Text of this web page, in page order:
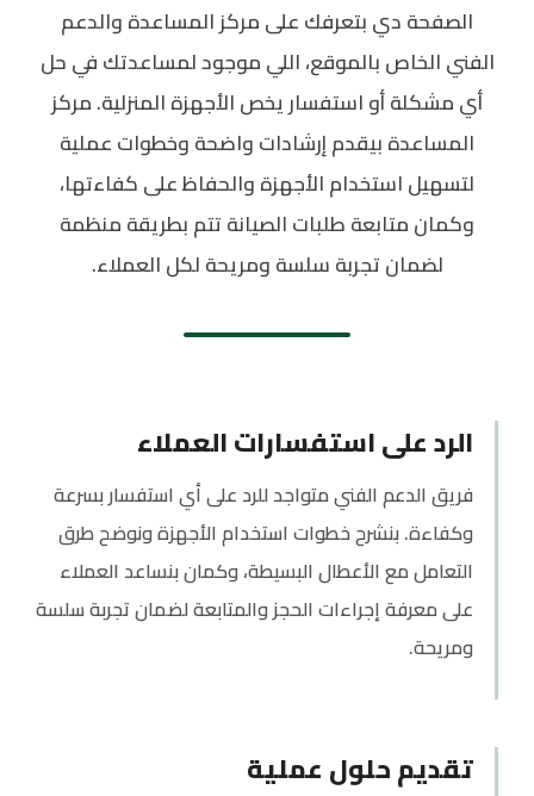
الصفحة دي بتعرفك على مركز المساعدة والدعم
الفني الخاص بالموقع، اللي موجود لمساعدتك في حل
أي مشكلة أو استفسار يخص الأجهزة المنزلية. مركز
المساعدة بيقدم إرشادات واضحة وخطوات عملية
لتسهيل استخدام الأجهزة والحفاظ على كفاءتها،
وكمان متابعة طلبات الصيانة تتم بطريقة منظمة
لضمان تجربة سلسة ومريحة لكل العملاء.
الرد على استفسارات العملاء
فريق الدعم الفني متواجد للرد على أي استفسار بسرعة
وكفاءة. بنشرح خطوات استخدام الأجهزة ونوضح طرق
التعامل مع الأعطال البسيطة، وكمان بنساعد العملاء
على معرفة إجراءات الحجز والمتابعة لضمان تجربة سلسة
ومريحة.
تقديم حلول عملية